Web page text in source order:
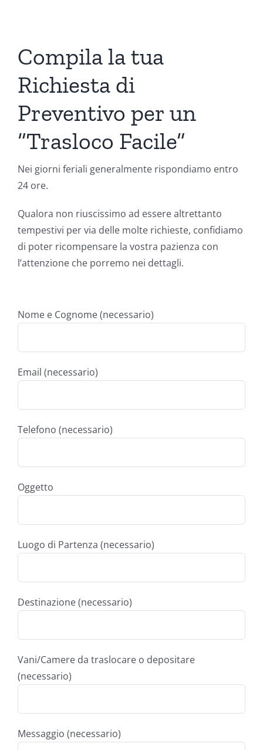
Compila la tua
Richiesta di
Preventivo per un
“Trasloco Facile”
Nei giorni feriali generalmente rispondiamo entro
24 ore.
Qualora non riuscissimo ad essere altrettanto
tempestivi per via delle molte richieste, confidiamo
di poter ricompensare la vostra pazienza con
l’attenzione che porremo nei dettagli.
Nome e Cognome (necessario)
Email (necessario)
Telefono (necessario)
Oggetto
Luogo di Partenza (necessario)
Destinazione (necessario)
Vani/Camere da traslocare o depositare
(necessario)
Messaggio (necessario)